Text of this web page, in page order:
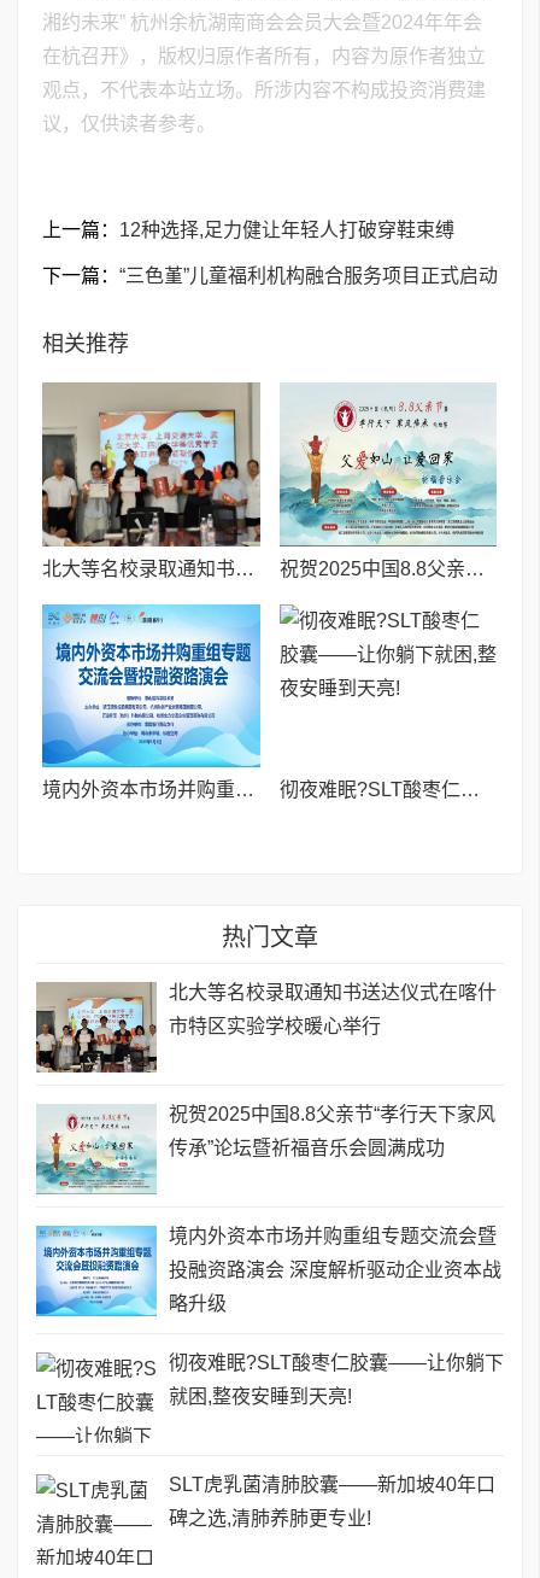
湘约未来” 杭州余杭湖南商会会员大会暨2024年年会
在杭召开》，版权归原作者所有，内容为原作者独立
观点，不代表本站立场。所涉内容不构成投资消费建
议，仅供读者参考。
上一篇： 12种选择,足力健让年轻人打破穿鞋束缚
下一篇： “三色堇”儿童福利机构融合服务项目正式启动
相关推荐
北大等名校录取通知书送达仪式在喀什市特区实验学校暖心举行 祝贺2025中国8.8父亲节“孝行天下家风传承”论坛暨祈福音乐会圆满成功
境内外资本市场并购重组专题交流会暨投融资路演会 深度解析驱动企业资本战略升级 彻夜难眠?SLT酸枣仁胶囊——让你躺下就困,整夜安睡到天亮!
热门文章
北大等名校录取通知书送达仪式在喀什
市特区实验学校暖心举行
祝贺2025中国8.8父亲节“孝行天下家风
传承”论坛暨祈福音乐会圆满成功
境内外资本市场并购重组专题交流会暨
投融资路演会 深度解析驱动企业资本战
略升级
彻夜难眠?SLT酸枣仁胶囊——让你躺下
就困,整夜安睡到天亮!
SLT虎乳菌清肺胶囊——新加坡40年口
碑之选,清肺养肺更专业!